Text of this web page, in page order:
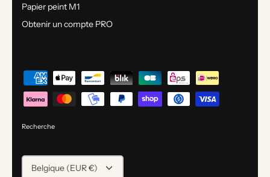
Papier peint M1
Obtenir un compte PRO
Recherche
DEVISE
Belgique (EUR €)